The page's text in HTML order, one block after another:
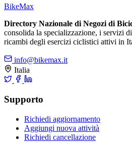
BikeMax
Directory Nazionale di Negozi di
consolida la specializzazione, i servizi
ricambi degli esercizi ciclistici attivi in
info@bikemax.it
Italia
Supporto
Richiedi aggiornamento
Aggiungi nuova attività
Richiedi cancellazione